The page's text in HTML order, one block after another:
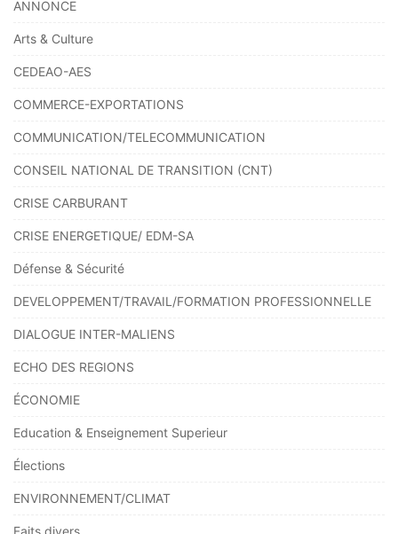
ANNONCE
Arts & Culture
CEDEAO-AES
COMMERCE-EXPORTATIONS
COMMUNICATION/TELECOMMUNICATION
CONSEIL NATIONAL DE TRANSITION (CNT)
CRISE CARBURANT
CRISE ENERGETIQUE/ EDM-SA
Défense & Sécurité
DEVELOPPEMENT/TRAVAIL/FORMATION PROFESSIONNELLE
DIALOGUE INTER-MALIENS
ECHO DES REGIONS
ÉCONOMIE
Education & Enseignement Superieur
Élections
ENVIRONNEMENT/CLIMAT
Faits divers